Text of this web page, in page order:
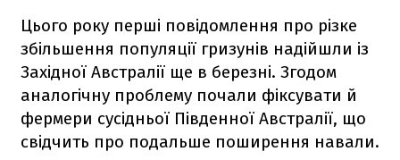
Цього року перші повідомлення про різке
збільшення популяції гризунів надійшли із
Західної Австралії ще в березні. Згодом
аналогічну проблему почали фіксувати й
фермери сусідньої Південної Австралії, що
свідчить про подальше поширення навали.